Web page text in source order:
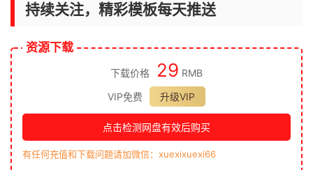
持续关注，精彩模板每天推送
资源下载
下载价格 29 RMB
VIP免费
升级VIP
点击检测网盘有效后购买
有任何充值和下载问题请加微信：xuexixuexi66